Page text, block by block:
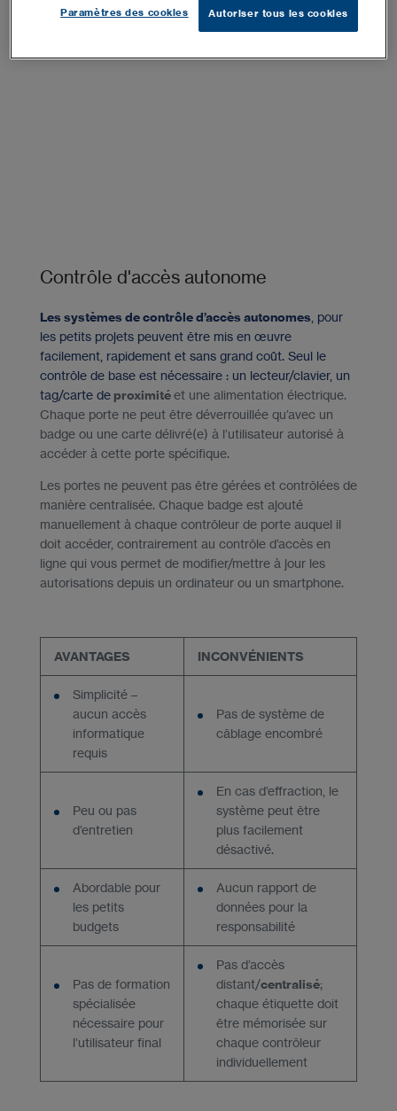
Contrôle d'accès autonome
Les systèmes de contrôle d’accès autonomes , pour
les petits projets peuvent être mis en œuvre
facilement, rapidement et sans grand coût. Seul le
contrôle de base est nécessaire : un lecteur/clavier, un
tag/carte de proximitéet une alimentation électrique.
Chaque porte ne peut être déverrouillée qu’avec un
badge ou une carte délivré(e) à l’utilisateur autorisé à
accéder à cette porte spécifique.
Les portes ne peuvent pas être gérées et contrôlées de
manière centralisée. Chaque badge est ajouté
manuellement à chaque contrôleur de porte auquel il
doit accéder, contrairement au contrôle d’accès en
ligne qui vous permet de modifier/mettre à jour les
autorisations depuis un ordinateur ou un smartphone.
AVANTAGES INCONVÉNIENTS
Simplicité –
aucun accès
informatique
requis
Pas de système de
câblage encombré
Peu ou pas
d’entretien
En cas d’effraction, le
système peut être
plus facilement
désactivé.
Abordable pour
les petits
budgets
Aucun rapport de
données pour la
responsabilité
Pas de formation
spécialisée
nécessaire pour
l’utilisateur final
Pas d’accès
distant/centralisé;
chaque étiquette doit
être mémorisée sur
chaque contrôleur
individuellement
Autoriser tous les cookies
Paramètres des cookies